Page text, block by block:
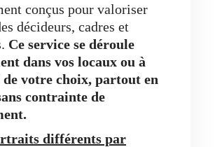
conçus pour valoriser
décideurs, cadres et
Ce service se déroule
dans vos locaux ou à
votre choix, partout en
contrainte de
différents par